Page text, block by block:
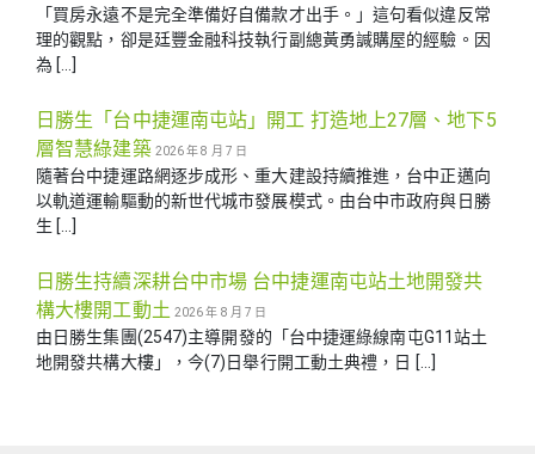
「買房永遠不是完全準備好自備款才出手。」這句看似違反常
理的觀點，卻是廷豐金融科技執行副總黃勇諴購屋的經驗。因
為 […]
日勝生「台中捷運南屯站」開工 打造地上27層、地下5
層智慧綠建築 2026 年 8 月 7 日
隨著台中捷運路網逐步成形、重大建設持續推進，台中正邁向
以軌道運輸驅動的新世代城市發展模式。由台中市政府與日勝
生 […]
日勝生持續深耕台中市場 台中捷運南屯站土地開發共
構大樓開工動土 2026 年 8 月 7 日
由日勝生集團(2547)主導開發的「台中捷運綠線南屯G11站土
地開發共構大樓」，今(7)日舉行開工動土典禮，日 […]